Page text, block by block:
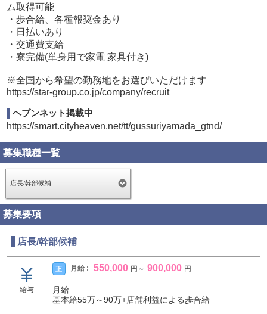
【店長】
月給:基本給55万～90万+歩合給
売上が高い店舗は150万円以上の店長も複数
月給:基本給45万～55万+歩合給
売上が高い店舗の店長代理でも100万円以上
【リーダー】
月給:基本給39万+歩合給+交通費
売上が高い店舗はリーダーでも50万円以上
【スタッフ】
月給:基本給34万+歩合給+交通費
スタートから歩合で40万円以上可能
・基本労働時間
9時間勤務(内1時間休憩)
休み月4日～6日
・待遇
ム取得可能
・歩合給、各種報奨金あり
・日払いあり
・交通費支給
・寮完備(単身用で家電 家具付き)
※全国から希望の勤務地をお選びいただけます
https://star-group.co.jp/company/recruit
ヘブンネット掲載中
https://smart.cityheaven.net/tt/gussuriyamada_gtnd/
募集職種一覧
店長/幹部候補
募集要項
店長/幹部候補
給与
正 月給 : 550,000 円 ～ 900,000 円
月給
基本給55万～90万+店舗利益による歩合給